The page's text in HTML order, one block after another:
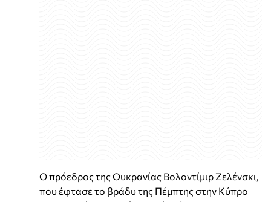
Ο πρόεδρος της Ουκρανίας Βολοντίμιρ Ζελένσκι,
που έφτασε το βράδυ της Πέμπτης στην Κύπρο